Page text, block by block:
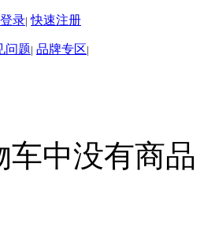
登录| 快速注册
问题| 品牌专区|
车中没有商品